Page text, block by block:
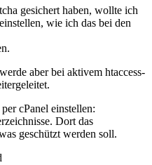
gesichert haben, wollte ich
wie ich das bei den
aber bei aktivem htaccess-
cPanel einstellen:
Dort das
geschützt werden soll.